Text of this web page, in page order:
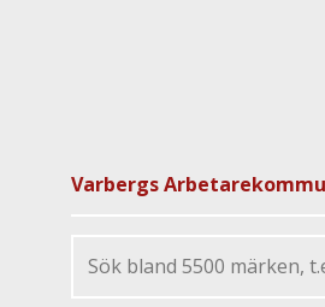
Varbergs